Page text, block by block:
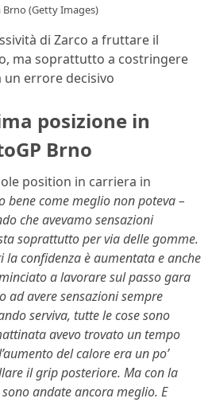
(Getty Images)
di Zarco a fruttare il
ma soprattutto a costringere
un errore decisivo
posizione in
Brno
position in carriera in
bene come meglio non poteva –
che avevamo sensazioni
soprattutto per via delle gomme.
la confidenza è aumentata e anche
a lavorare sul passo gara
ad avere sensazioni sempre
serviva, tutte le cose sono
avevo trovato un tempo
del calore era un po’
il grip posteriore. Ma con la
andate ancora meglio. E